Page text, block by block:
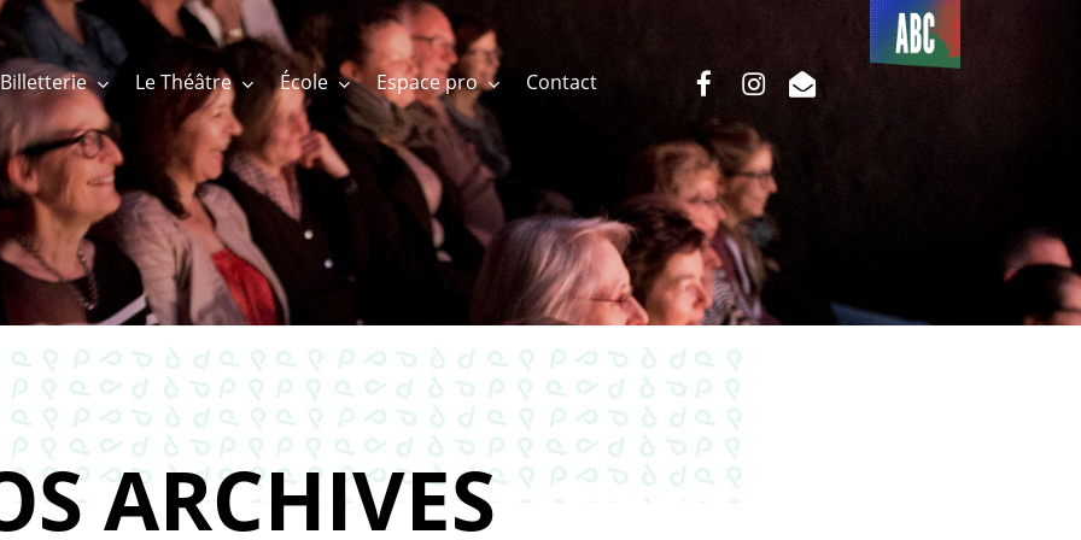
Billetterie Le Théâtre École Espace pro Contact
Du côté
de l’ABC
facebookinstagram
email
ARCHIVES